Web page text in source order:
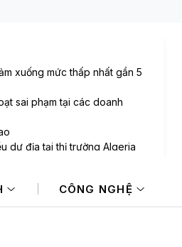
xuống mức thấp nhất gần 5
sai phạm tại các doanh
dư địa tại thị trường Algeria
trong bối cảnh lợi nhuận đi lùi
CÔNG NGHỆ